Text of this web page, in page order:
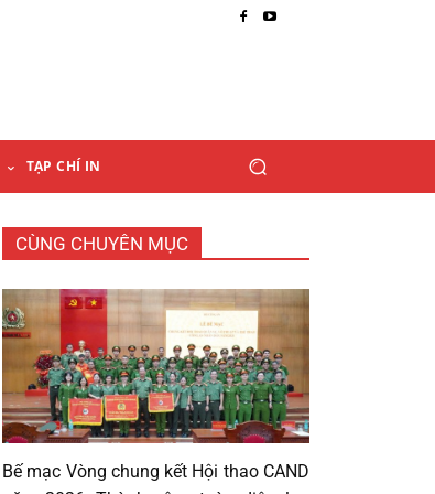
TẠP CHÍ IN
CÙNG CHUYÊN MỤC
Bế mạc Vòng chung kết Hội thao CAND